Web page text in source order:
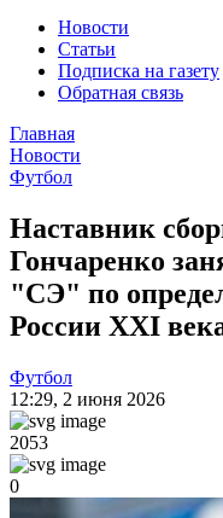
Новости
Статьи
Подписка на газету
Обратная связь
Главная
Новости
Футбол
Наставник
Гончаренко
"СЭ" по
России ХХI
Футбол
12:29, 2 июня 2026
2053
0